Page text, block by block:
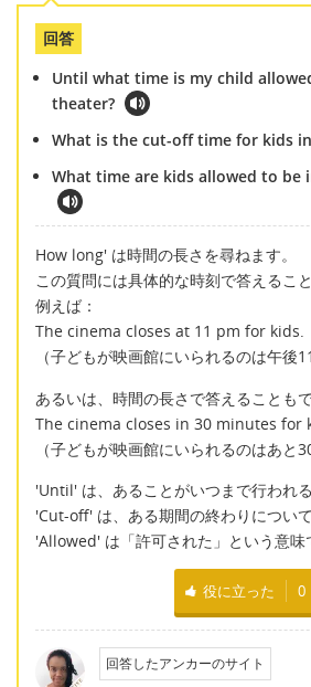
回答
Until what time is my child
theater?
What is the cut-off time for kids
What time are kids allowed to be
How long' は時間の長さを尋ねます。
この質問には具体的な時刻で答えるこ
例えば：
The cinema closes at 11 pm for kids.
（子どもが映画館にいられるのは午後
あるいは、時間の長さで答えることもで
The cinema closes in 30 minutes for
（子どもが映画館にいられるのはあと
'Until' は、あることがいつまで行われ
'Cut-off' は、ある期間の終わりについて
'Allowed' は「許可された」という意味
役に立った 0
回答したアンカーのサイト